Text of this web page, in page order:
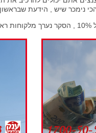
שיש , הידעת שבראשון לציון
.